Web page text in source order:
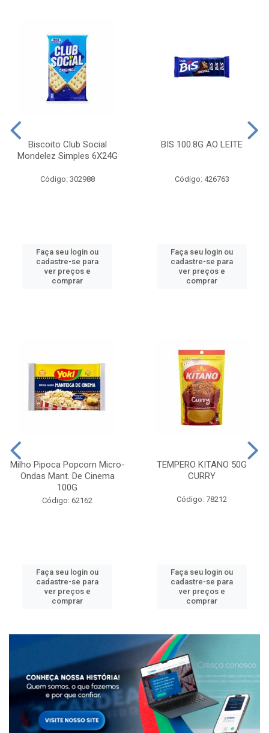
Biscoito Club Social
Mondelez Simples 6X24G
Código: 302988
Faça seu login ou
cadastre-se para
ver preços e
comprar
BIS 100.8G AO LEITE
Código: 426763
Faça seu login ou
cadastre-se para
ver preços e
comprar
Milho Pipoca Popcorn Micro-
Ondas Mant. De Cinema
100G
Código: 62162
Faça seu login ou
cadastre-se para
ver preços e
comprar
TEMPERO KITANO 50G
CURRY
Código: 78212
Faça seu login ou
cadastre-se para
ver preços e
comprar